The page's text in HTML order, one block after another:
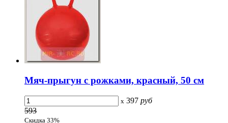
Мяч-прыгун с рожками, красный, 50 см
x 397 руб
593
Скидка 33%